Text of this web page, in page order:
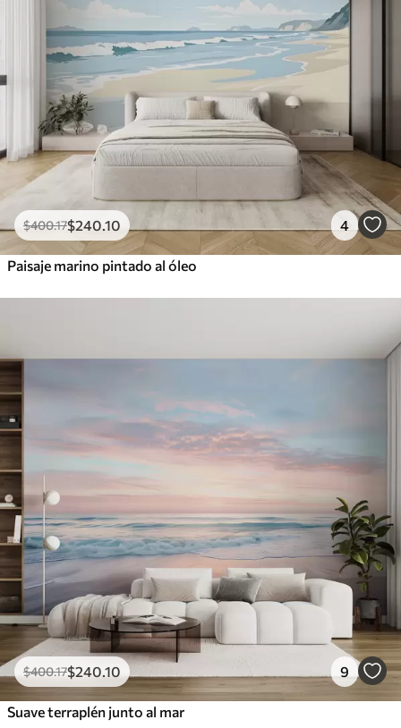
$400.17$240.10 4
Paisaje marino pintado al óleo
$400.17$240.10 9
Suave terraplén junto al mar